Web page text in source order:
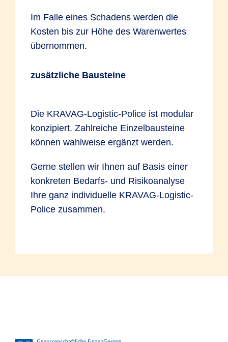
Im Falle eines Schadens werden die
Kosten bis zur Höhe des Warenwertes
übernommen.
zusätzliche Bausteine
Die KRAVAG-Logistic-Police ist modular
konzipiert. Zahlreiche Einzelbausteine
können wahlweise ergänzt werden.
Gerne stellen wir Ihnen auf Basis einer
konkreten Bedarfs- und Risikoanalyse
Ihre ganz individuelle KRAVAG-Logistic-
Police zusammen.